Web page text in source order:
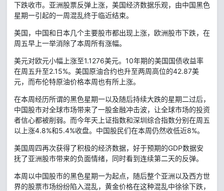
下跌收市。亚洲股票反弹上涨，美国经济数据乐观，由中国黑色
星期一引起的一周混乱终于临近结束。
美国，中国和日本几个主要股市都出现上涨，欧洲股市下跌，在
周五早上一举消除了本周所有涨幅。
美元对欧元小幅上涨至1.1276美元。10年期的美国国债收益率
在周五升至2.15%。美国原油合约也升至两周高位的42.87美
元，而布伦特原油价格本周也有所上涨。
在本周经历所谓的黑色星期一以及随后持续大跌的星期二过后，
中国股市对全球市场带来了一股金融冲击波，让全球市场的投资
者信心都被削弱。而今年天上证指数和深圳综合指数分别在周五
以上涨4.8%和5.4%收盘。中国股民们在本周仍然收低近8%。
美国周四再次获得了积极的经济数据，好于预期的GDP数据安
抚了亚洲股市带来的负面情绪，同时看到连续第二天的反弹。
本周以中国股市的黑色星期一为起点，随后整个亚洲以及西方世
界的股票市场纷纷陷入混乱，黄金价格在这种混乱中徐徐下跌，